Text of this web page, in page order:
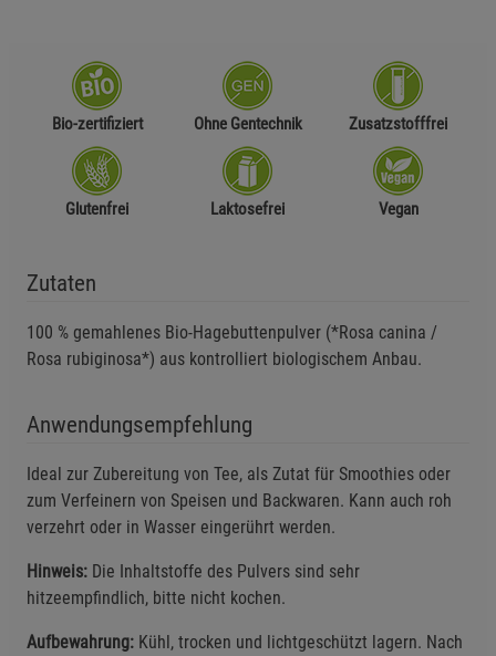
Bio-zertifiziert Ohne Gentechnik Zusatzstofffrei
Glutenfrei Laktosefrei Vegan
Zutaten
100 % gemahlenes Bio-Hagebuttenpulver (*Rosa canina /
Rosa rubiginosa*) aus kontrolliert biologischem Anbau.
Anwendungsempfehlung
Ideal zur Zubereitung von Tee, als Zutat für Smoothies oder
zum Verfeinern von Speisen und Backwaren. Kann auch roh
verzehrt oder in Wasser eingerührt werden.
Hinweis: Die Inhaltstoffe des Pulvers sind sehr
hitzeempfindlich, bitte nicht kochen.
Aufbewahrung: Kühl, trocken und lichtgeschützt lagern. Nach
Statistik Cookies (1) Statistik Cookies
Cookie-Informationen
Beschreibung Marketing Cookies
Datenschutzerklärung Impressum